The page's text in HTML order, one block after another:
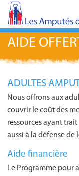
AIDE
ADULTES
Nous offrons aux
couvrir le coût des
ressources ayant
aussi à la défense de
Aide financière
Le Programme pour